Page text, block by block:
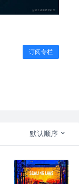
订阅专栏
默认顺序